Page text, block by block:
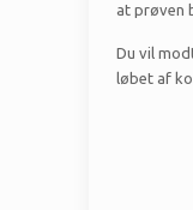
at prøven
Du vil
løbet af